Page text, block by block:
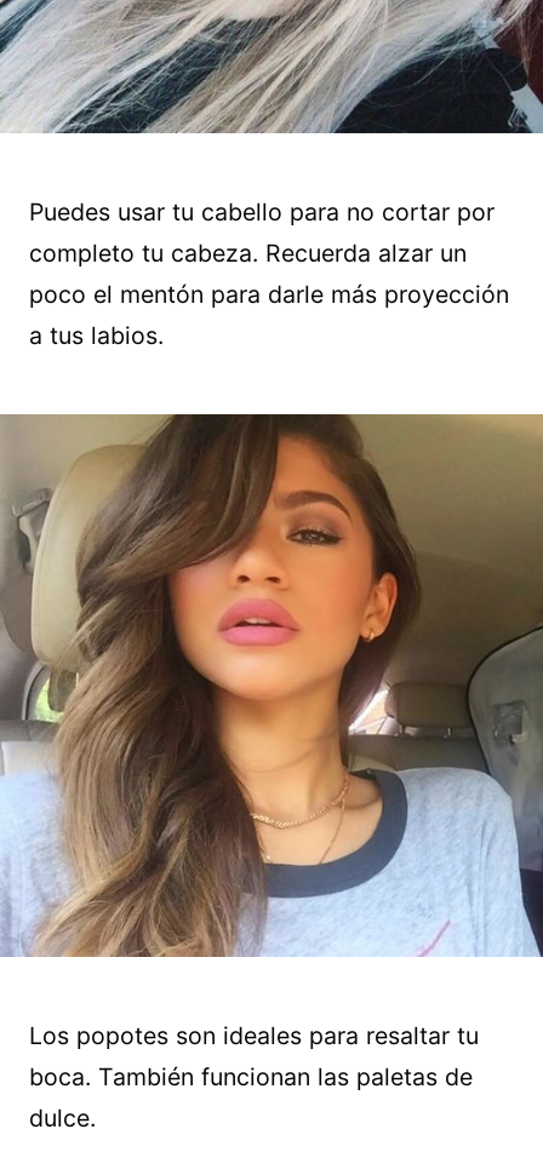
Puedes usar tu cabello para no cortar por
completo tu cabeza. Recuerda alzar un
poco el mentón para darle más proyección
a tus labios.
Los popotes son ideales para resaltar tu
boca. También funcionan las paletas de
dulce.